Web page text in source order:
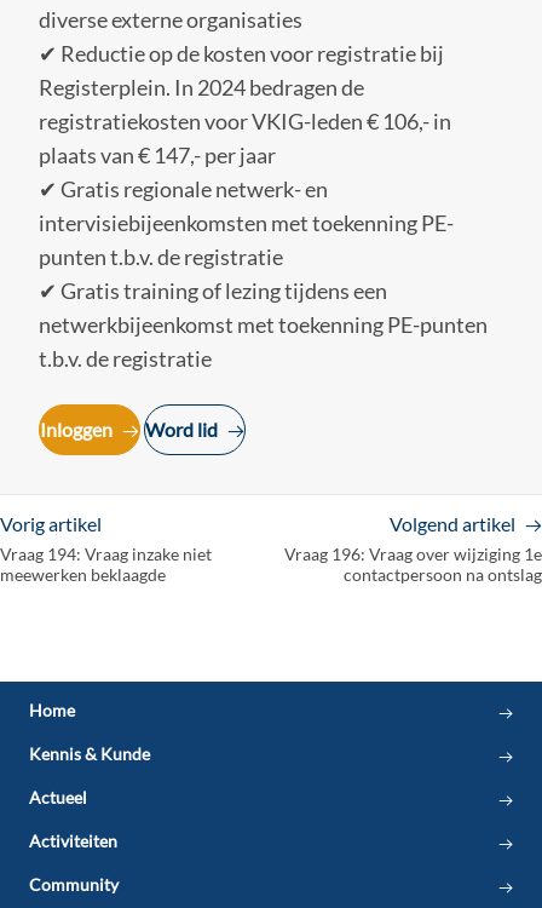
diverse externe organisaties
✔ Reductie op de kosten voor registratie bij
Registerplein. In 2024 bedragen de
registratiekosten voor VKIG-leden € 106,- in
plaats van € 147,- per jaar
✔ Gratis regionale netwerk- en
intervisiebijeenkomsten met toekenning PE-
punten t.b.v. de registratie
✔ Gratis training of lezing tijdens een
netwerkbijeenkomst met toekenning PE-punten
t.b.v. de registratie
Inloggen Word lid
Vorig artikel
Vraag 194: Vraag inzake niet
meewerken beklaagde
Volgend artikel
Vraag 196: Vraag over wijziging 1e
contactpersoon na ontslag
Registratie
Juridische Vraagbaak
Scholing VKiG
Klachtenregeling klachtenfunctionaris
Home
Kennis & Kunde
Actueel
Activiteiten
Community